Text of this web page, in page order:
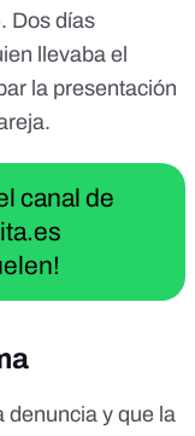
Dos días
llevaba el
la presentación
canal de
denuncia y que la